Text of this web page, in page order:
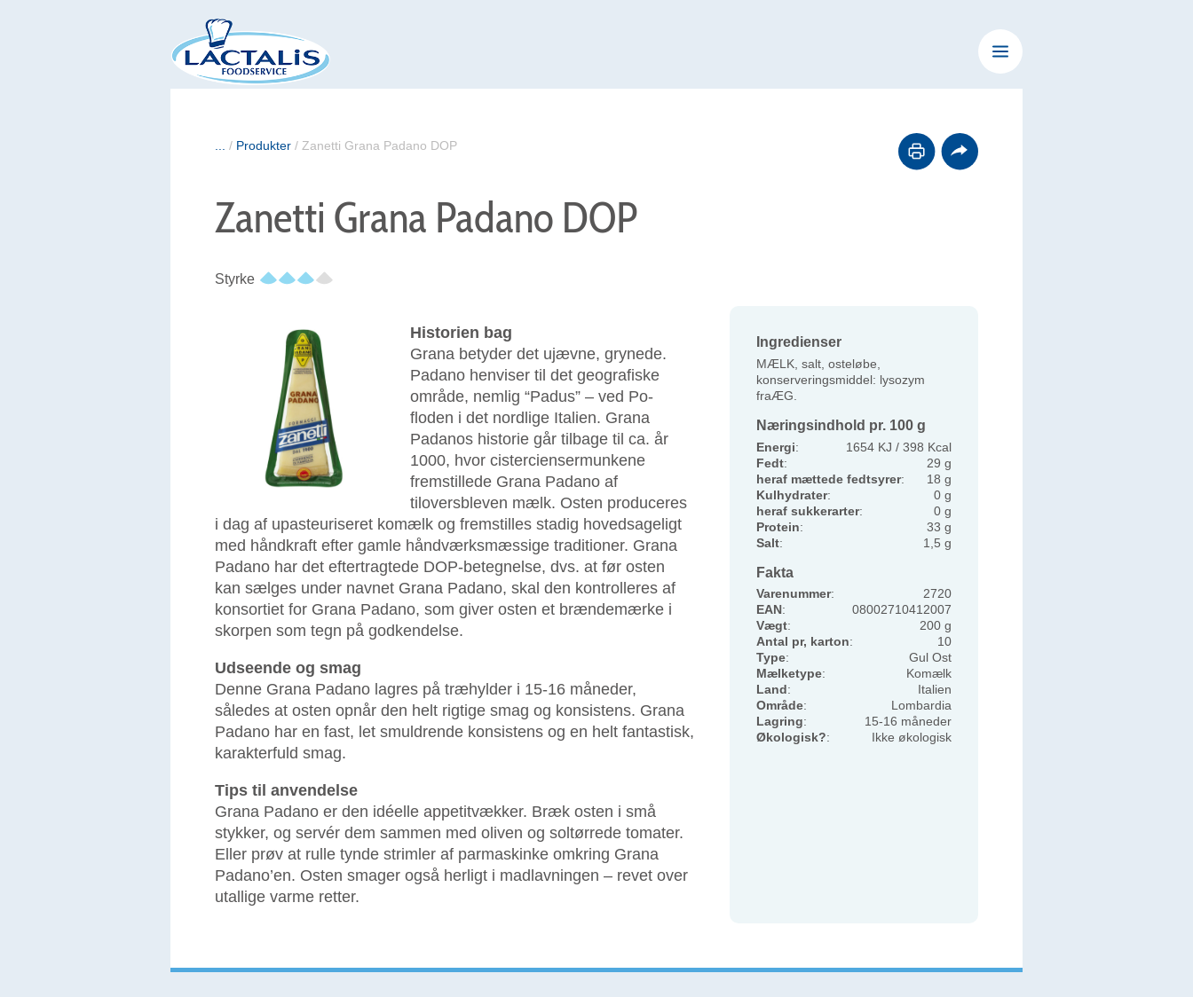
/ Produkter / Zanetti Grana Padano DOP
Zanetti Grana Padano DOP
Styrke
Historien bag
Grana betyder det ujævne, grynede.
Padano henviser til det geografiske
område, nemlig “Padus” – ved Po-
floden i det nordlige Italien. Grana
Padanos historie går tilbage til ca. år
1000, hvor cisterciensermunkene
fremstillede Grana Padano af
tiloversbleven mælk. Osten produceres
i dag af upasteuriseret komælk og fremstilles stadig hovedsageligt
med håndkraft efter gamle håndværksmæssige traditioner. Grana
Padano har det eftertragtede DOP-betegnelse, dvs. at før osten
kan sælges under navnet Grana Padano, skal den kontrolleres af
konsortiet for Grana Padano, som giver osten et brændemærke i
skorpen som tegn på godkendelse.
Udseende og smag
Denne Grana Padano lagres på træhylder i 15-16 måneder,
således at osten opnår den helt rigtige smag og konsistens. Grana
Padano har en fast, let smuldrende konsistens og en helt fantastisk,
karakterfuld smag.
Tips til anvendelse
Grana Padano er den idéelle appetitvækker. Bræk osten i små
stykker, og servér dem sammen med oliven og soltørrede tomater.
Eller prøv at rulle tynde strimler af parmaskinke omkring Grana
Padano’en. Osten smager også herligt i madlavningen – revet over
utallige varme retter.
Ingredienser
MÆLK, salt, osteløbe,
konserveringsmiddel: lysozym
fraÆG.
Næringsindhold pr. 100 g
Energi:
1654 KJ / 398 Kcal
Fedt:
29 g
heraf mættede fedtsyrer:
18 g
Kulhydrater:
0 g
heraf sukkerarter:
0 g
Protein:
33 g
Salt: 1,5 g
Fakta
Varenummer:
2720
EAN:
08002710412007
Vægt:
200 g
Antal pr, karton:
10
Type:
Gul Ost
Mælketype:
Komælk
Land:
Italien
Område:
Lombardia
Lagring:
15-16 måneder
Økologisk?: Ikke økologisk